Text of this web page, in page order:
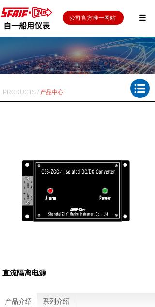
PRODUCTS / 产品中心
直流隔离电源
产品介绍 系列介绍
公司官方唯一网站
自一船用仪表